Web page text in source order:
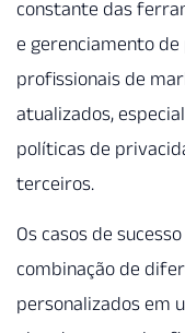
constante das
e gerenciamento de
profissionais de
atualizados,
políticas de
terceiros.
Os casos de
combinação de
personalizados em